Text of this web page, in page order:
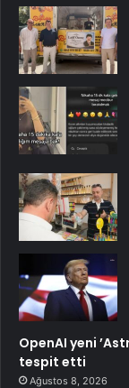
OpenAI yeni
tespit etti
Ağustos 8, 2026